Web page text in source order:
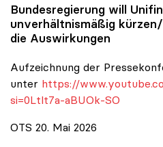
Bundesregierung will
unverhältnismäßig kürzen/
die Auswirkungen
Aufzeichnung der
unter https://
si=0Ltlt7a-aBUOk-SO
OTS 20. Mai 2026